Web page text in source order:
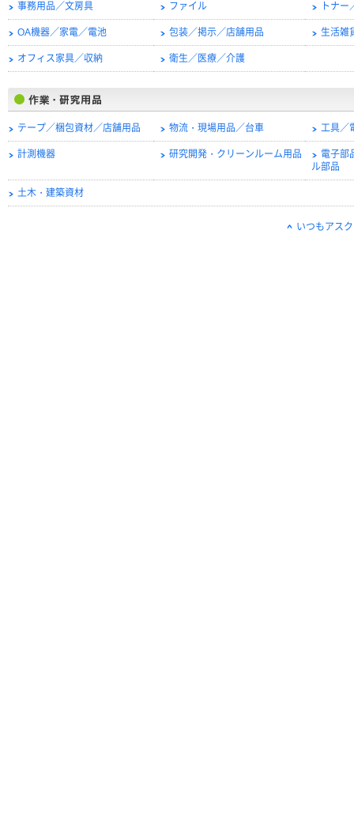
事務用品／文房具 ファイル トナ
OA機器／家電／電池 包装／掲示／店舗用品 生活雑
オフィス家具／収納 衛生／医療／介護
テープ／梱包資材／店舗用品 物流・現場用品／台車 工具／
計測機器 研究開発・クリーンルーム用品
電子部
ル部品
土木・建築資材
いつもアス